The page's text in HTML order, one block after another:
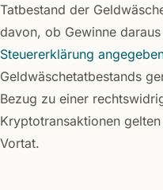
Tatbestand der
davon, ob Gewinne
Steuererklärung
Geldwäschetatbestands
Bezug zu einer
Kryptotransaktionen
Vortat.